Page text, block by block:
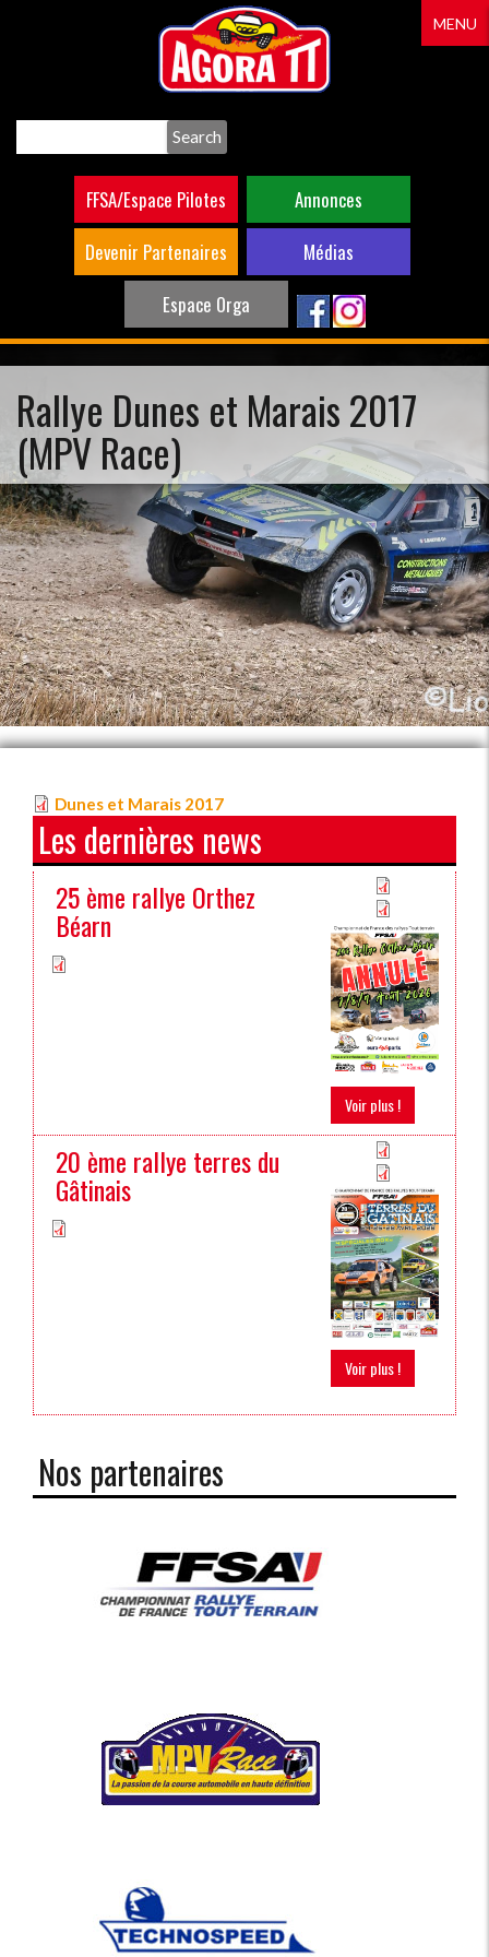
FFSA/Espace Pilotes
Annonces
Devenir Partenaires
Médias
Espace Orga
MENU
Rallye Dunes et Marais 2017
(MPV Race)
Dunes et Marais 2017
Les dernières news
25 ème rallye Orthez
Béarn
Voir plus !
20 ème rallye terres du
Gâtinais
Voir plus !
Nos partenaires